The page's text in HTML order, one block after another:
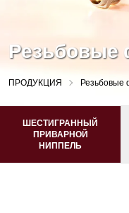
Резьбовые
ПРОДУКЦИЯ Резьбовые
ШЕСТИГРАННЫЙ
ПРИВАРНОЙ
НИППЕЛЬ